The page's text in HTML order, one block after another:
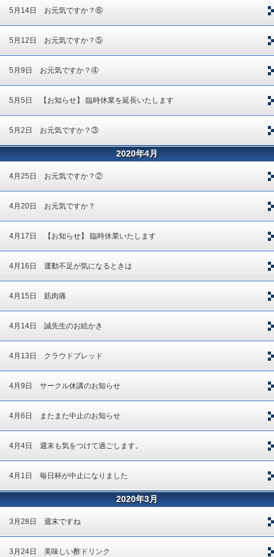
5月14日 お元気ですか？⑥
5月12日 お元気ですか？⑤
5月9日 お元気ですか？④
5月5日 【お知らせ】 臨時休業を延長いたします
5月2日 お元気ですか？③
2020年4月
4月25日 お元気ですか？②
4月20日 お元気ですか？
4月17日 【お知らせ】 臨時休業いたします
4月16日 運動不足が気になるときは
4月15日 筋肉痛
4月14日 誠先生のお絵かき
4月13日 クラウドブレッド
4月9日 サークル休講のお知らせ
4月6日 またまた中止のお知らせ
4月4日 週末も気をつけて過ごします。
4月1日 毎日杯が中止になりました
2020年3月
3月28日 週末ですね
3月24日 美味しい酢ドリンク